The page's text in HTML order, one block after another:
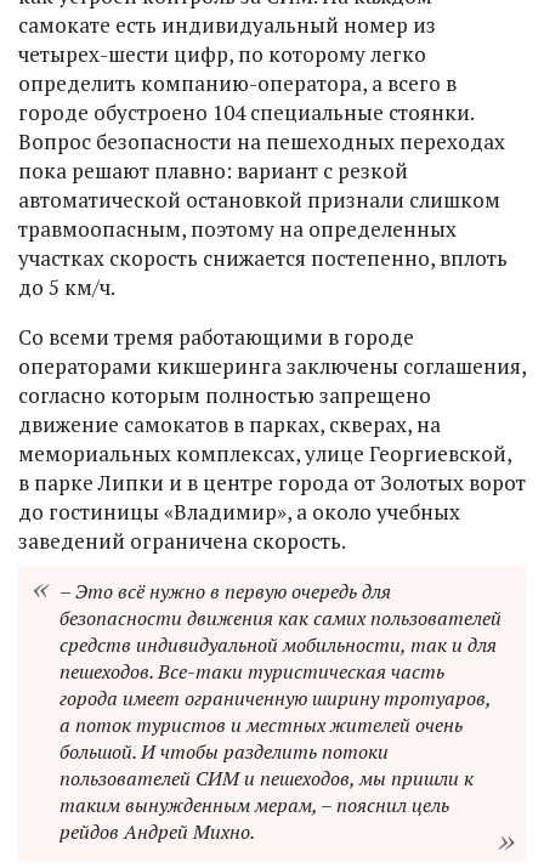
самокате есть индивидуальный номер из
четырех-шести цифр, по которому легко
определить компанию-оператора, а всего в
городе обустроено 104 специальные стоянки.
Вопрос безопасности на пешеходных переходах
пока решают плавно: вариант с резкой
автоматической остановкой признали слишком
травмоопасным, поэтому на определенных
участках скорость снижается постепенно, вплоть
до 5 км/ч.
Со всеми тремя работающими в городе
операторами кикшеринга заключены соглашения,
согласно которым полностью запрещено
движение самокатов в парках, скверах, на
мемориальных комплексах, улице Георгиевской,
в парке Липки и в центре города от Золотых ворот
до гостиницы «Владимир», а около учебных
заведений ограничена скорость.
– Это всё нужно в первую очередь для
безопасности движения как самих пользователей
средств индивидуальной мобильности, так и для
пешеходов. Все-таки туристическая часть
города имеет ограниченную ширину тротуаров,
а поток туристов и местных жителей очень
большой. И чтобы разделить потоки
пользователей СИМ и пешеходов, мы пришли к
таким вынужденным мерам, – пояснил цель
рейдов Андрей Михно.